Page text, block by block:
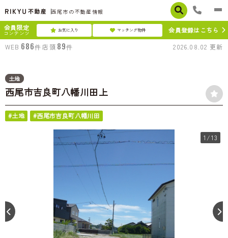
西尾市の不動産情報
会員限定
コンテンツ お気に入り マッチング物件
会員登録はこちら
WEB 686件 店頭 89件 2026.08.02 更新
土地
西尾市吉良町八幡川田上
#土地 #西尾市吉良町八幡川田
1 /13